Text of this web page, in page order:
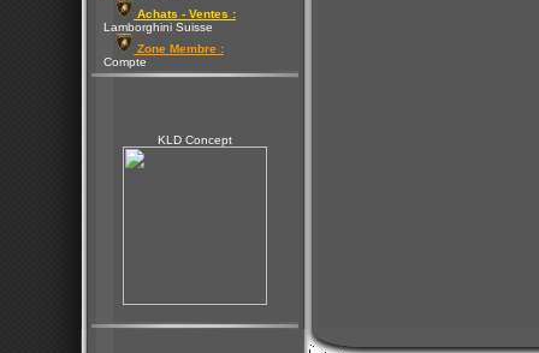
Achats - Ventes :
Lamborghini Suisse
Zone Membre :
Compte
KLD Concept